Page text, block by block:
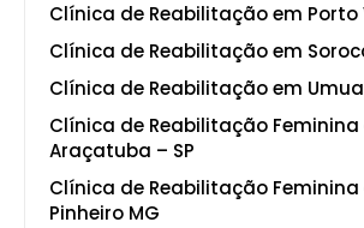
Clínica de Reabilitação em Porto
Clínica de Reabilitação em
Clínica de Reabilitação em
Clínica de Reabilitação Feminina
Araçatuba – SP
Clínica de Reabilitação
Pinheiro MG